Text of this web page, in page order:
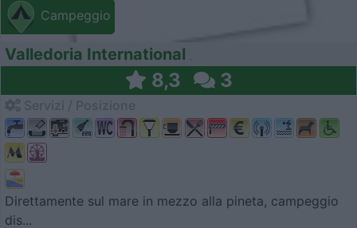
Campeggio
Valledoria International
8,3 3
Direttamente sul mare in mezzo alla pineta, campeggio
dis...